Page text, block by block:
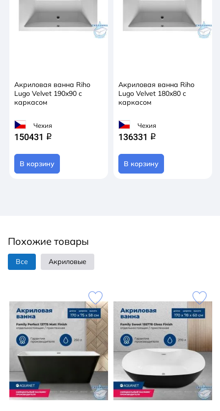
Акриловая ванна Riho
Lugo Velvet 190x90 с
каркасом
Чехия
150431 q
В корзину
Акриловая ванна Riho
Lugo Velvet 180x80 с
каркасом
Чехия
136331 q
В корзину
Похожие товары
Все Акриловые